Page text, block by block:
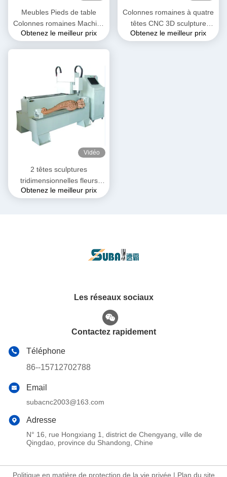
Meubles Pieds de table
Colonnes romaines Machine
à sculpter en trois
Obtenez le meilleur prix
Colonnes romaines à quatre
têtes CNC 3D sculpture
tridimensionnelle
Obtenez le meilleur prix
Vidéo
2 têtes sculptures
tridimensionnelles fleurs
sculptures 3D CNC
Obtenez le meilleur prix
Les réseaux sociaux
Contactez rapidement
Téléphone
86--15712702788
Email
subacnc2003@163.com
Adresse
N° 16, rue Hongxiang 1, district de Chengyang, ville de
Qingdao, province du Shandong, Chine
Politique en matière de protection de la vie privée | Plan du site